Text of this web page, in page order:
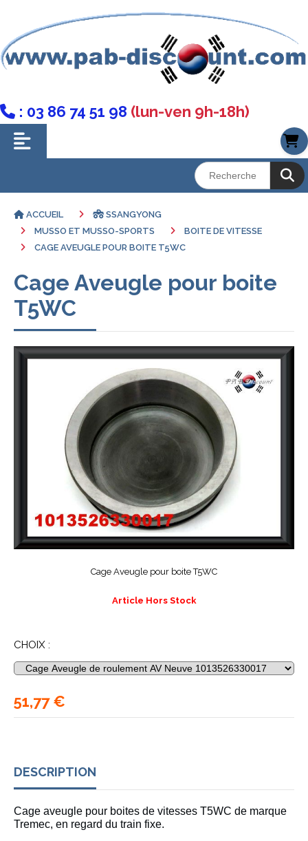
 : 03 86 74 51 98 (lun-ven 9h-18h)
ACCUEIL
SSANGYONG
MUSSO ET MUSSO-SPORTS
BOITE DE VITESSE
CAGE AVEUGLE POUR BOITE T5WC
Cage Aveugle pour boite
T5WC
Cage Aveugle pour boite T5WC
CHOIX :
51,77€
Article Hors Stock
DESCRIPTION
Cage aveugle pour boites de vitesses T5WC de marque
Tremec, en regard du train fixe.